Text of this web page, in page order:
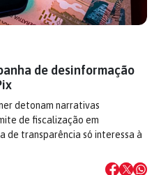
de desinformação
detonam narrativas
de fiscalização em
de transparência só interessa à